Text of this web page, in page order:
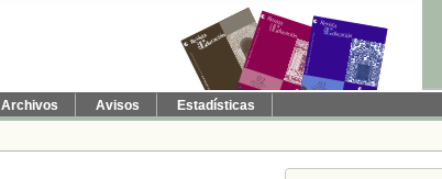
Archivos Avisos Estadísticas